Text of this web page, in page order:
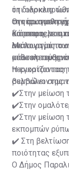
τη διάρκεια
την
και
ότι
στη
Κάππαρη, με
λειτουργίας
μείωση του
Οι νέοι
διάρκειας του
ανάλογα με
κάθε
Με τον τρόπο
περιορίζοντας
βελτιώνοντας
Η εγκατάσταση
συμβάλει
✔️Στην μείωση
✔️Στην
✔️Στην μείωση
εκπομπών
✔️ Στη
ποιότητας
Ο Δήμος